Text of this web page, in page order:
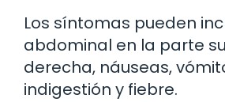
Los síntomas pueden
abdominal en la parte
derecha, náuseas,
indigestión y fiebre.